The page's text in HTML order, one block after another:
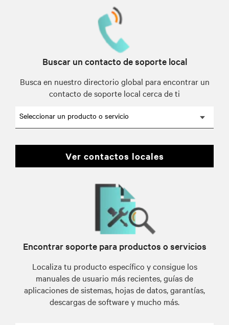
Buscar un contacto de soporte local
Busca en nuestro directorio global para encontrar un
contacto de soporte local cerca de ti
Seleccionar un producto o servicio
ver contactos locales
Encontrar soporte para productos o servicios
Localiza tu producto específico y consigue los
manuales de usuario más recientes, guías de
aplicaciones de sistemas, hojas de datos, garantías,
descargas de software y mucho más.